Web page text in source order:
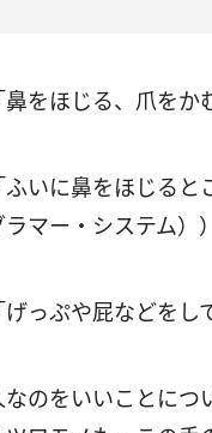
鼻をほじる、爪を
ふいに鼻をほじる
マー・システム））
げっぷや屁などを
なのをいいことにつ